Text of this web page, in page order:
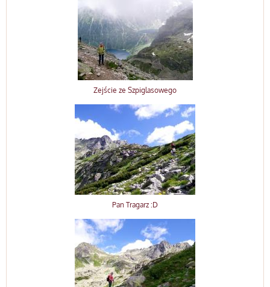
Zejście ze Szpiglasowego
Pan Tragarz :D